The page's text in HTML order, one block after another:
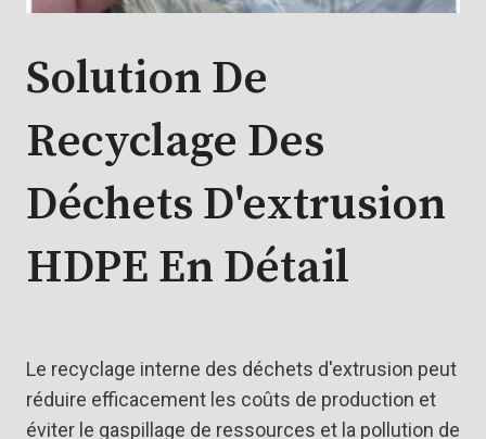
Solution De
Recyclage Des
Déchets D'extrusion
HDPE En Détail
Le recyclage interne des déchets d'extrusion peut
réduire efficacement les coûts de production et
éviter le gaspillage de ressources et la pollution de